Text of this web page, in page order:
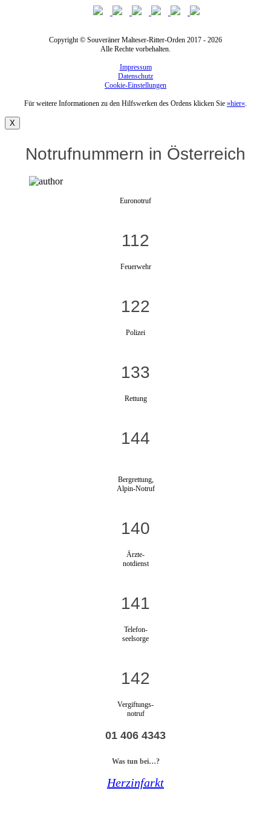
Copyright © Souveräner Malteser-Ritter-Orden 2017 - 2026
Alle Rechte vorbehalten.
Impressum
Datenschutz
Cookie-Einstellungen
Für weitere Informationen zu den Hilfswerken des Ordens klicken Sie »hier«.
X
Notrufnummern in Österreich
Euronotruf
112
Feuerwehr
122
Polizei
133
Rettung
144
Bergrettung,
Alpin-Notruf
140
Ärzte-
notdienst
141
Telefon-
seelsorge
142
Vergiftungs-
notruf
01 406 4343
Was tun bei…?
Herzinfarkt